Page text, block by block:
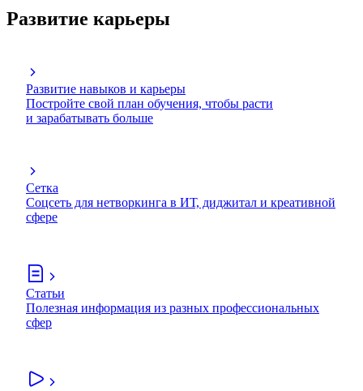
Развитие карьеры
Развитие навыков и карьеры
Постройте свой план обучения, чтобы расти
и зарабатывать больше
Сетка
Соцсеть для нетворкинга в ИТ, диджитал и креативной
сфере
Статьи
Полезная информация из разных профессиональных
сфер